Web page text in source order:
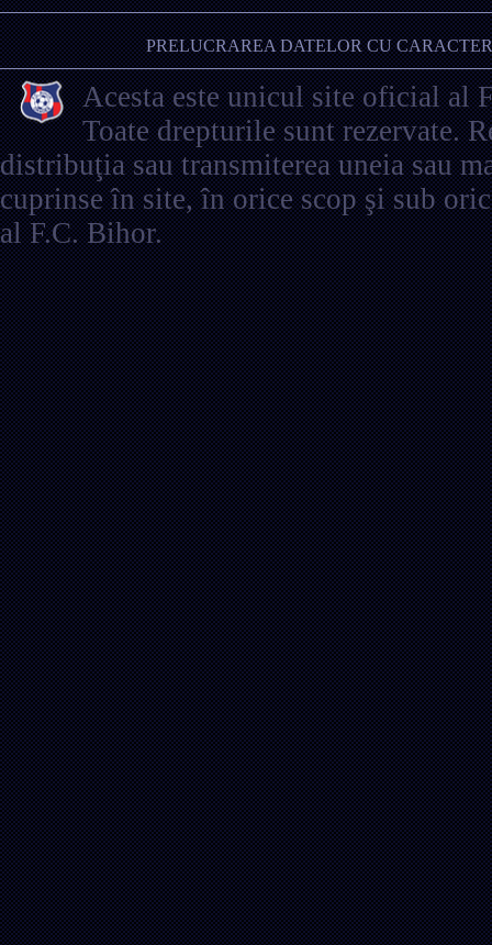
PRELUCRAREA DATELOR CU
Acesta este unicul site oficial al
Toate drepturile sunt rezervate.
distribuţia sau transmiterea uneia sau
cuprinse în site, în orice scop şi sub
al F.C. Bihor.